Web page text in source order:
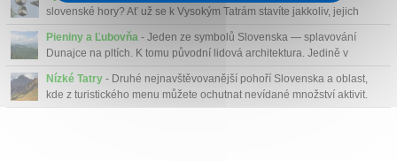
slovenské hory? Ať už se k Vysokým Tatrám stavíte jakkoliv, jejich
jedinečnou pozici mezi středoeveropskými horami to nijak nemění.
Pieniny a Ľubovňa - Jeden ze symbolů Slovenska — splavování
Dunajce na pltích. K tomu původní lidová architektura. Jedině v
Pieninách!
Nízké Tatry - Druhé nejnavštěvovanější pohoří Slovenska a oblast,
kde z turistického menu můžete ochutnat nevídané množství aktivit.